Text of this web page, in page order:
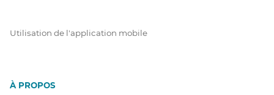
Utilisation de l'application mobile
À PROPOS